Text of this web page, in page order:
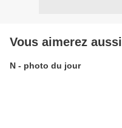
Vous aimerez aussi
N - photo du jour